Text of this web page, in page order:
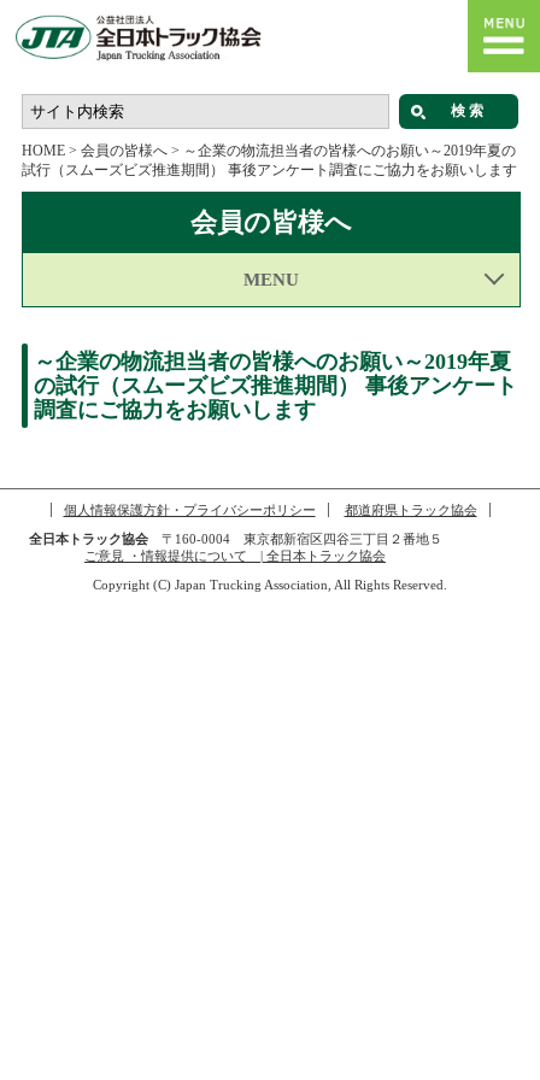
HOME> 会員の皆様へ> ～企業の物流担当者の皆様へのお願い～2019年夏の
試行（スムーズビズ推進期間） 事後アンケート調査にご協力をお願いします
会員の皆様へ
MENU
～企業の物流担当者の皆様へのお願い～2019年夏
の試行（スムーズビズ推進期間） 事後アンケート
調査にご協力をお願いします
個人情報保護方針・プライバシーポリシー
都道府県トラック協会
全日本トラック協会〒160-0004 東京都新宿区四谷三丁目２番地５
ご意見 ・情報提供について | 全日本トラック協会
Copyright (C) Japan Trucking Association, All Rights Reserved.